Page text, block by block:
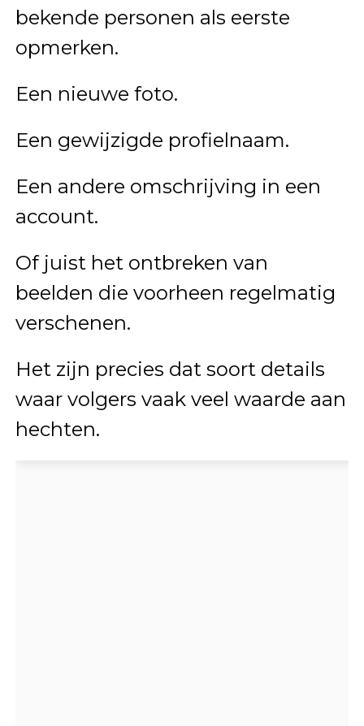
bekende personen als eerste
opmerken.
Een nieuwe foto.
Een gewijzigde profielnaam.
Een andere omschrijving in een
account.
Of juist het ontbreken van
beelden die voorheen regelmatig
verschenen.
Het zijn precies dat soort details
waar volgers vaak veel waarde aan
hechten.